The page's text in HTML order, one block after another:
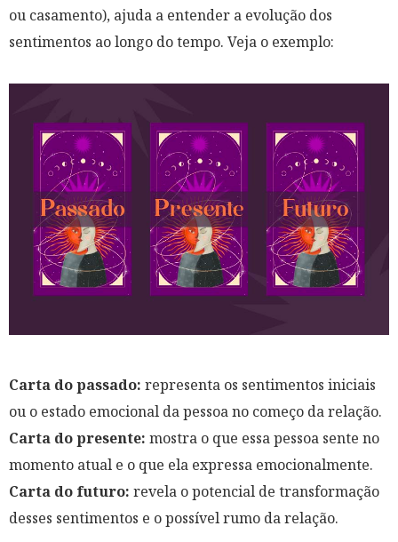
ou casamento), ajuda a entender a evolução dos
sentimentos ao longo do tempo. Veja o exemplo:
Carta do passado: representa os sentimentos iniciais
ou o estado emocional da pessoa no começo da relação.
Carta do presente: mostra o que essa pessoa sente no
momento atual e o que ela expressa emocionalmente.
Carta do futuro: revela o potencial de transformação
desses sentimentos e o possível rumo da relação.